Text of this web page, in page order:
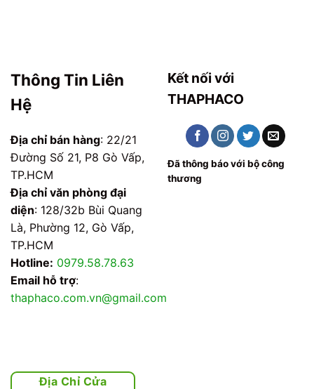
Thông Tin Liên
Hệ
Địa chỉ bán hàng: 22/21
Đường Số 21, P8 Gò Vấp,
TP.HCM
Địa chỉ văn phòng đại
diện: 128/32b Bùi Quang
Là, Phường 12, Gò Vấp,
TP.HCM
Hotline: 0979.58.78.63
Email hỗ trợ:
thaphaco.com.vn@gmail.com
Kết nối với
THAPHACO
Đã thông báo với bộ công
thương
Địa Chỉ Cửa